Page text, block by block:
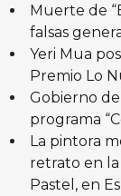
Muerte de
falsas
Yeri Mua
Premio Lo
Gobierno
programa
La pintora
retrato en
Pastel, en